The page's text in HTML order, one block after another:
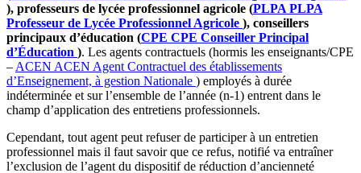
), professeurs de lycée professionnel agricole (PLPA PLPA
Professeur de Lycée Professionnel Agricole ), conseillers
principaux d’éducation (CPE CPE Conseiller Principal
d’Éducation ). Les agents contractuels (hormis les enseignants/CPE
– ACEN ACEN Agent Contractuel des établissements
d’Enseignement, à gestion Nationale ) employés à durée
indéterminée et sur l’ensemble de l’année (n-1) entrent dans le
champ d’application des entretiens professionnels.
Cependant, tout agent peut refuser de participer à un entretien
professionnel mais il faut savoir que ce refus, notifié va entraîner
l’exclusion de l’agent du dispositif de réduction d’ancienneté